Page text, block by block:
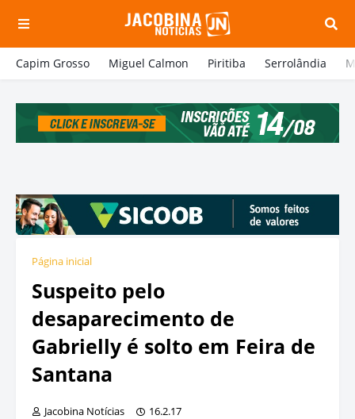
Capim Grosso Miguel Calmon Piritiba Serrolândia
Página inicial
Suspeito pelo
desaparecimento de
Gabrielly é solto em Feira de
Santana
Jacobina Notícias 16.2.17